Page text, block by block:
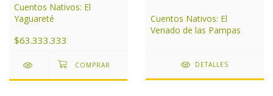
Cuentos Nativos: El
Yaguareté
$63.333.333
Cuentos Nativos: El
Venado de las Pampas
DETALLES